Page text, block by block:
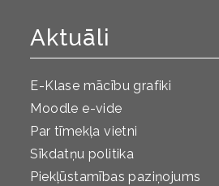
Aktuāli
E-Klase mācību grafiki
Moodle e-vide
Par tīmekļa vietni
Sīkdatņu politika
Piekļūstamības paziņojums